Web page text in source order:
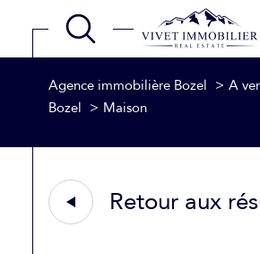
Agence immobilière Bozel
A
Bozel
Maison
Retour aux